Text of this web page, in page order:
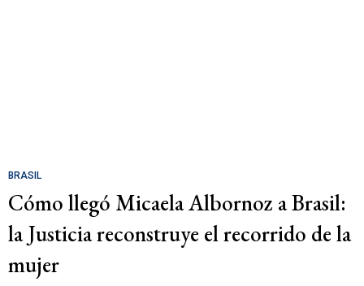
BRASIL
Cómo llegó Micaela Albornoz a Brasil:
la Justicia reconstruye el recorrido de la
mujer